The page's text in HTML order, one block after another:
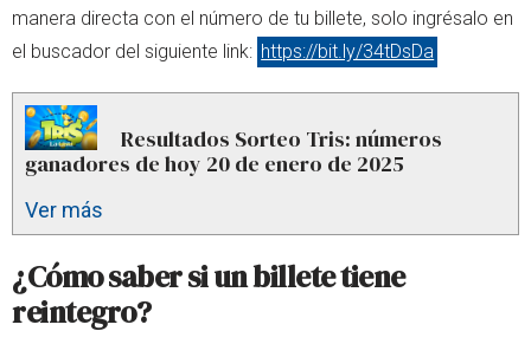
manera directa con el número de tu billete, solo ingrésalo en
el buscador del siguiente link: https://bit.ly/34tDsDa
Resultados Sorteo Tris: números
ganadores de hoy 20 de enero de 2025
Ver más
¿Cómo saber si un billete tiene
reintegro?